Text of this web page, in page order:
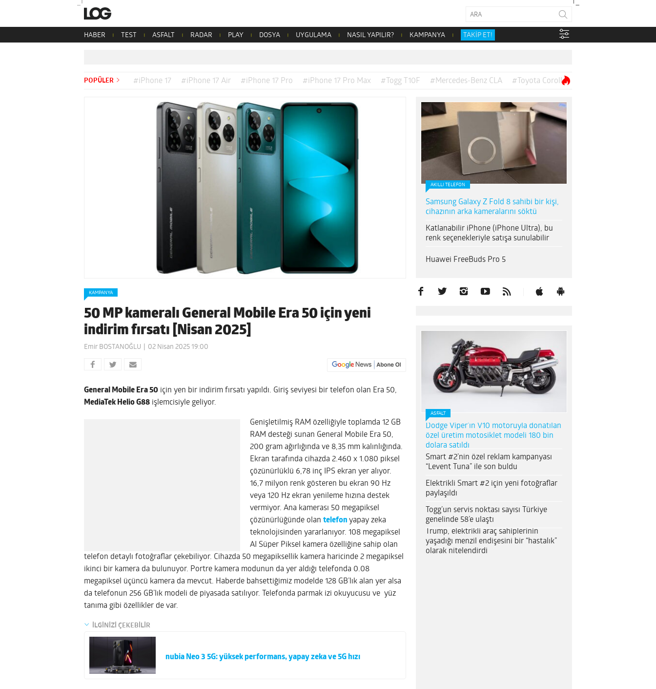
HABER TEST ASFALT RADAR PLAY DOSYA UYGULAMA NASIL YAPILIR? KAMPANYA TAKİP ET!
POPÜLER #iPhone 17 #iPhone 17 Air #iPhone 17 Pro #iPhone 17 Pro Max #Togg T10F #Mercedes-Benz CLA #Toyota Corolla
KAMPANYA
50 MP kameralı General Mobile Era 50 için yeni
indirim fırsatı [Nisan 2025]
Emir BOSTANOĞLU 02 Nisan 2025 19:00
General Mobile Era 50 için yen bir indirim fırsatı yapıldı. Giriş seviyesi bir telefon olan Era 50,
MediaTek Helio G88 işlemcisiyle geliyor.
Genişletilmiş RAM özelliğiyle toplamda 12 GB
RAM desteği sunan General Mobile Era 50,
200 gram ağırlığında ve 8,35 mm kalınlığında.
Ekran tarafında cihazda 2.460 x 1.080 piksel
çözünürlüklü 6,78 inç IPS ekran yer alıyor.
16,7 milyon renk gösteren bu ekran 90 Hz
veya 120 Hz ekran yenileme hızına destek
vermiyor. Ana kamerası 50 megapiksel
çözünürlüğünde olan telefon yapay zeka
teknolojisinden yararlanıyor. 108 megapiksel
AI Süper Piksel kamera özelliğine sahip olan
telefon detaylı fotoğraflar çekebiliyor. Cihazda 50 megapiksellik kamera haricinde 2 megapiksel
ikinci bir kamera da bulunuyor. Portre kamera modunun da yer aldığı telefonda 0.08
megapiksel üçüncü kamera da mevcut. Haberde bahsettiğimiz modelde 128 GB’lık alan yer alsa
da telefonun 256 GB’lık modeli de piyasada satılıyor. Telefonda parmak izi okuyucusu ve yüz
tanıma gibi özellikler de var.
İLGİNİZİ ÇEKEBİLİR
nubia Neo 3 5G: yüksek performans, yapay zeka ve 5G hızı
AKILLI TELEFON
Samsung Galaxy Z Fold 8 sahibi bir kişi,
cihazının arka kameralarını söktü
Katlanabilir iPhone (iPhone Ultra), bu
renk seçenekleriyle satışa sunulabilir
Huawei FreeBuds Pro 5
ASFALT
Dodge Viper’ın V10 motoruyla donatılan
özel üretim motosiklet modeli 180 bin
dolara satıldı
Smart #2’nin özel reklam kampanyası
“Levent Tuna” ile son buldu
Elektrikli Smart #2 için yeni fotoğraflar
paylaşıldı
Togg’un servis noktası sayısı Türkiye
genelinde 58’e ulaştı
Trump, elektrikli araç sahiplerinin
yaşadığı menzil endişesini bir “hastalık”
olarak nitelendirdi